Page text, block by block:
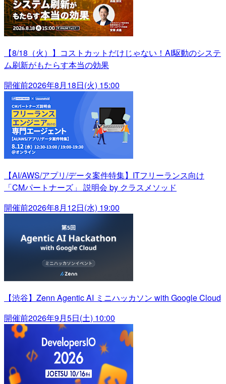
【8/18（火）】コストカットだけじゃない！AI駆動のシステ
ム刷新がもたらす本当の効果
開催前2026年8月18日(火) 15:00
【AI/AWS/アプリ/データ案件特集】ITフリーランス向け
「CMパートナーズ」 説明会 by クラスメソッド
開催前2026年8月12日(水) 19:00
【渋谷】Zenn Agentic AI ミニハッカソン with Google Cloud
開催前2026年9月5日(土) 10:00